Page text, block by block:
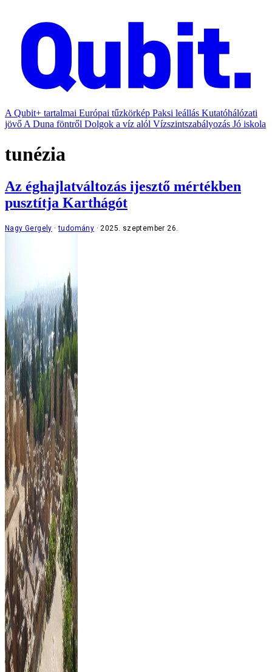
A Qubit+ tartalmai Európai tűzkörkép Paksi leállás Kutatóhálózati
jövő A Duna föntről Dolgok a víz alól Vízszintszabályozás Jó iskola
tunézia
Az éghajlatváltozás ijesztő mértékben
pusztítja Karthágót
Nagy Gergely tudomány 2025. szeptember 26.